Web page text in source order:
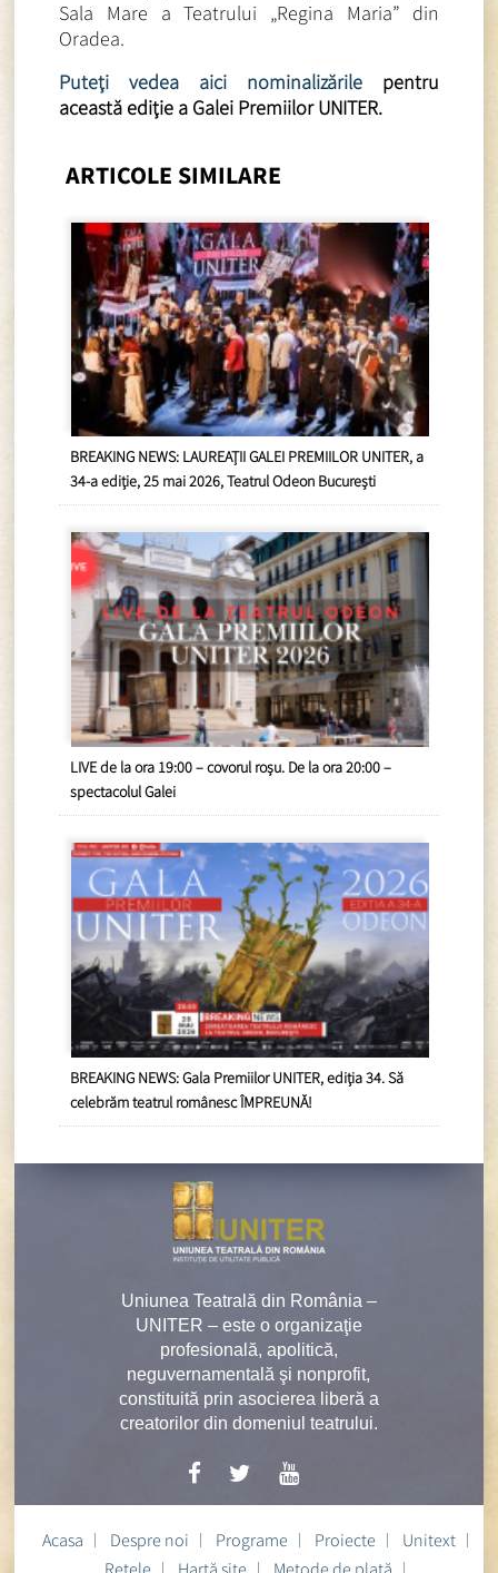
Sala Mare a Teatrului „Regina Maria” din
Oradea.
Puteţi vedea aici nominalizărilepentru
această ediţie a Galei Premiilor UNITER.
ARTICOLE SIMILARE
BREAKING NEWS: LAUREAȚII GALEI PREMIILOR UNITER, a
34-a ediție, 25 mai 2026, Teatrul Odeon București
LIVE de la ora 19:00 – covorul roșu. De la ora 20:00 –
spectacolul Galei
BREAKING NEWS: Gala Premiilor UNITER, ediția 34. Să
celebrăm teatrul românesc ÎMPREUNĂ!
Uniunea Teatrală din România –
UNITER – este o organizaţie
profesională, apolitică,
neguvernamentală şi nonprofit,
constituită prin asocierea liberă a
creatorilor din domeniul teatrului.
Acasa Despre noi Programe Proiecte
Unitext
Rețele
Hartă site Metode de plată